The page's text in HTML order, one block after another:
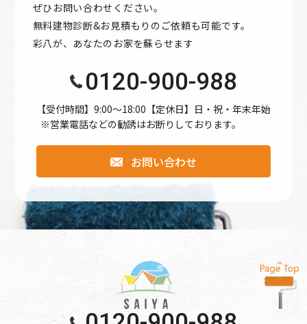
ます。
●公開された個人情報が事実と異なる場合、訂正や削除に応
じます。
●本個人情報保護方針は、当サイト内で適用されるもので
より良いサービスの提供、またユーザビリティの向上のた
め、Googleアナリティクスを使用し、当サイトの利用状況
「Cookie」を通じて、Googleがお客様のIPアドレスなどの
情報を収集する場合がありますが、「Cookie」で収集され
る情報は個人を特定できるものではありません。
収集されたデータはGoogleのプライバシーポリシーにおい
ぜひお問い合わせください。
無料建物診断&お見積もりのご依頼も可能です。
彩八が、あなたのお家を蘇らせます
0120-900-988
【受付時間】9:00〜18:00【定休日】日・祝・年末年始
※営業電話などの勧誘はお断りしております。
お問い合わせ